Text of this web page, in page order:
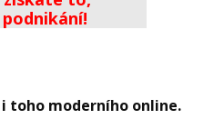
toho moderního online.